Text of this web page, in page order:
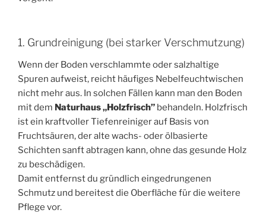
1. Grundreinigung (bei starker Verschmutzung)
Wenn der Boden verschlammte oder salzhaltige
Spuren aufweist, reicht häufiges Nebelfeuchtwischen
nicht mehr aus. In solchen Fällen kann man den Boden
mit dem Naturhaus „Holzfrisch” behandeln. Holzfrisch
ist ein kraftvoller Tiefenreiniger auf Basis von
Fruchtsäuren, der alte wachs- oder ölbasierte
Schichten sanft abtragen kann, ohne das gesunde Holz
zu beschädigen.
Damit entfernst du gründlich eingedrungenen
Schmutz und bereitest die Oberfläche für die weitere
Pflege vor.